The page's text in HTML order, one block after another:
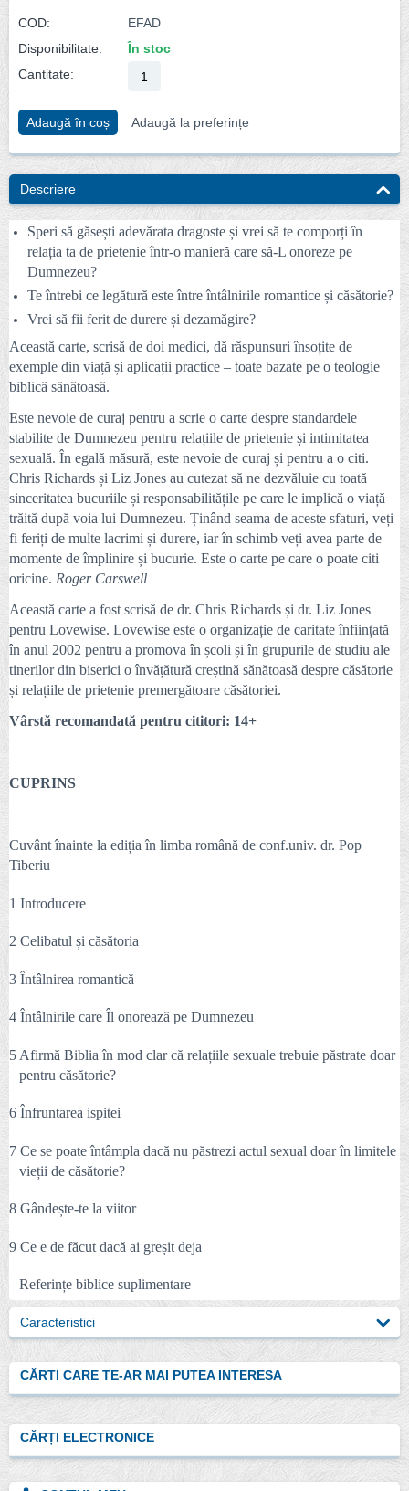
COD:
EFAD
Disponibilitate:
În stoc
Cantitate:
Adaugă în coș Adaugă la preferințe
Descriere
Speri să găsești adevărata dragoste și vrei să te comporți în
relația ta de prietenie într-o manieră care să-L onoreze pe
Dumnezeu?
Te întrebi ce legătură este între întâlnirile romantice și căsătorie?
Vrei să fii ferit de durere și dezamăgire?
Această carte, scrisă de doi medici, dă răspunsuri însoțite de
exemple din viață și aplicații practice – toate bazate pe o teologie
biblică sănătoasă.
Este nevoie de curaj pentru a scrie o carte despre standardele
stabilite de Dumnezeu pentru relațiile de prietenie și intimitatea
sexuală. În egală măsură, este nevoie de curaj și pentru a o citi.
Chris Richards și Liz Jones au cutezat să ne dezvăluie cu toată
sinceritatea bucuriile și responsabilitățile pe care le implică o viață
trăită după voia lui Dumnezeu. Ținând seama de aceste sfaturi, veți
fi feriți de multe lacrimi și durere, iar în schimb veți avea parte de
momente de împlinire și bucurie. Este o carte pe care o poate citi
oricine. Roger Carswell
Această carte a fost scrisă de dr. Chris Richards și dr. Liz Jones
pentru Lovewise. Lovewise este o organizație de caritate înființată
în anul 2002 pentru a promova în școli și în grupurile de studiu ale
tinerilor din biserici o învățătură creștină sănătoasă despre căsătorie
și relațiile de prietenie premergătoare căsătoriei.
Vârstă recomandată pentru cititori: 14+
CUPRINS
Cuvânt înainte la ediția în limba română de conf.univ. dr. Pop
Tiberiu
1 Introducere
2 Celibatul și căsătoria
3 Întâlnirea romantică
4 Întâlnirile care Îl onorează pe Dumnezeu
5 Afirmă Biblia în mod clar că relațiile sexuale trebuie păstrate doar
pentru căsătorie?
6 Înfruntarea ispitei
7 Ce se poate întâmpla dacă nu păstrezi actul sexual doar în limitele
vieții de căsătorie?
8 Gândește-te la viitor
9 Ce e de făcut dacă ai greșit deja
Referințe biblice suplimentare
Caracteristici
CĂRTI CARE TE-AR MAI PUTEA INTERESA
CĂRȚI ELECTRONICE